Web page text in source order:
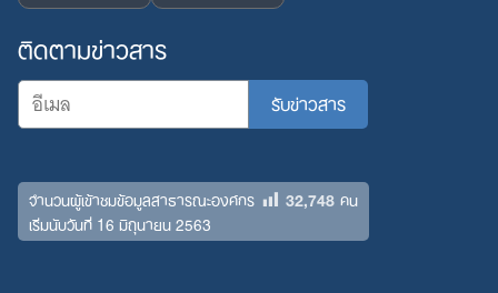
ติดตามข่าวสาร
จำนวนผู้เข้าชมข้อมูลสาธารณะองค์กร 32,748คน
เริ่มนับวันที่ 16 มิถุนายน 2563